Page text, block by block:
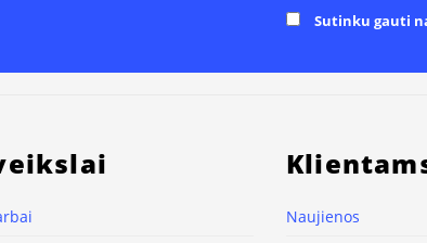
Sutinku gauti
Naujienos